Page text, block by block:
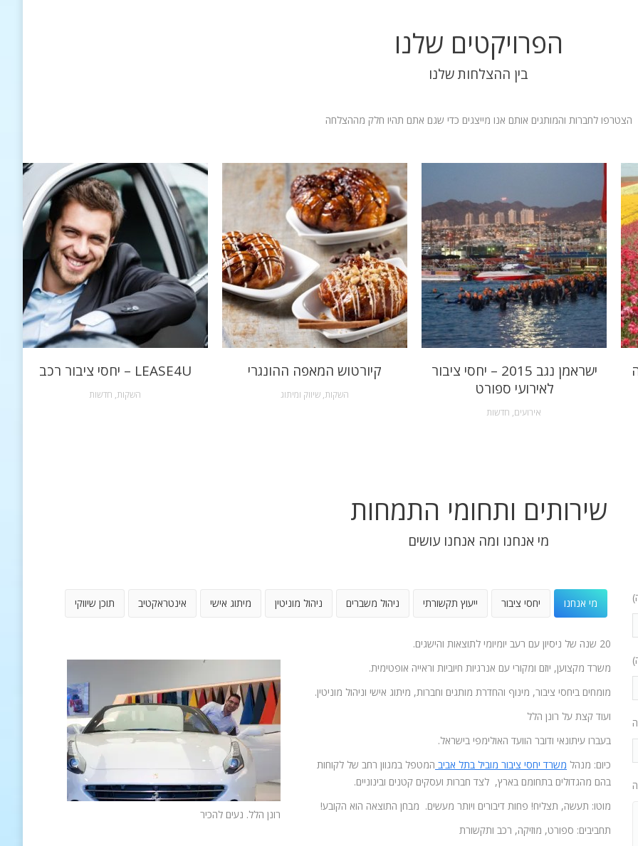
הפרויקטים שלנו
בין ההצלחות שלנו
הצטרפו לחברות והמותגים אותם אנו מייצגים כדי שגם אתם תהיו חלק מההצלחה
LEASE4U – יחסי ציבור רכב
השקות, חדשות
קיורטוש המאפה ההונגרי
השקות,שיווק ומיתוג
ישראמן נגב 2015 – יחסי ציבור
לאירועי ספורט
אירועים, חדשות
שירותים ותחומי התמחות
מי אנחנו ומה אנחנו עושים
מי אנחנו יחסי ציבור ייעוץ תקשורתי ניהול משברים ניהול מוניטין מיתוג אישי אינטראקטיב תוכן שיווקי
20 שנה של ניסיון עם רעב יומיומי לתוצאות והישגים.
רונן הלל. נעים להכיר
משרד מקצוען, יוזם ומקורי עם אנרגיות חיוביות וראייה אופטימית.
מומחים ביחסי ציבור, מינוף והחדרת מותגים וחברות, מיתוג אישי וניהול מוניטין.
ועוד קצת על רונן הלל
בעברו עיתונאי ודובר הוועד האולימפי בישראל.
כיום: מנהל משרד יחסי ציבור מוביל בתל אביב המטפל במגוון רחב של לקוחות
בהם מהגדולים בתחומם בארץ, לצד חברות ועסקים קטנים ובינוניים.
מוטו: תעשה, תצליח! פחות דיבורים ויותר מעשים. מבחן התוצאה הוא הקובע!
תחביבים: ספורט, מוזיקה, רכב ותקשורת